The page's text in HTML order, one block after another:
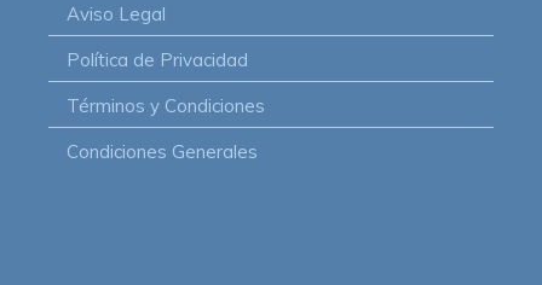
Aviso Legal
Política de Privacidad
Términos y Condiciones
Condiciones Generales